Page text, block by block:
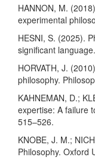
HANNON, M.
experimental
HESNI, S. (2025).
significant
HORVATH, J.
philosophy.
KAHNEMAN, D.;
expertise: A failure
515–526.
KNOBE, J. M.;
Philosophy. Oxford